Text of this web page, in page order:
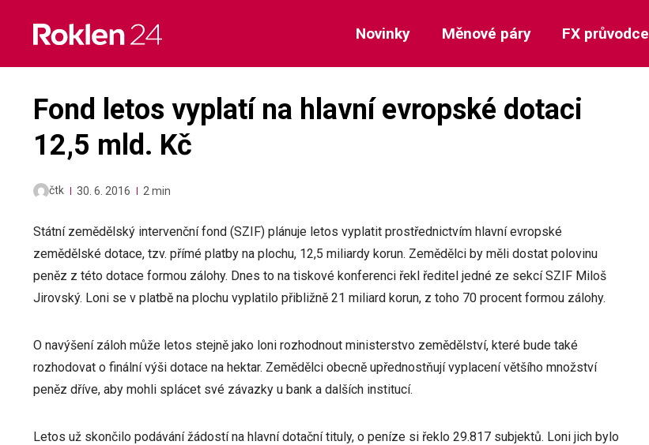
content
Novinky Měnové páry FX průvodce
Fond letos vyplatí na hlavní evropské dotaci
12,5 mld. Kč
čtk 30. 6. 2016 2 min
Státní zemědělský intervenční fond (SZIF) plánuje letos vyplatit prostřednictvím hlavní evropské
zemědělské dotace, tzv. přímé platby na plochu, 12,5 miliardy korun. Zemědělci by měli dostat polovinu
peněz z této dotace formou zálohy. Dnes to na tiskové konferenci řekl ředitel jedné ze sekcí SZIF Miloš
Jirovský. Loni se v platbě na plochu vyplatilo přibližně 21 miliard korun, z toho 70 procent formou zálohy.
O navýšení záloh může letos stejně jako loni rozhodnout ministerstvo zemědělství, které bude také
rozhodovat o finální výši dotace na hektar. Zemědělci obecně upřednostňují vyplacení většího množství
peněz dříve, aby mohli splácet své závazky u bank a dalších institucí.
Letos už skončilo podávání žádostí na hlavní dotační tituly, o peníze si řeklo 29.817 subjektů. Loni jich bylo